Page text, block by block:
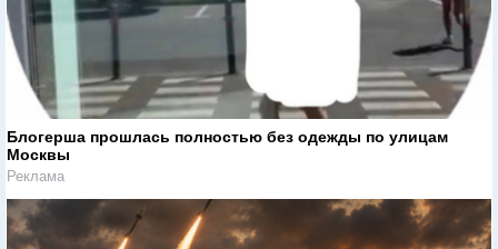
Блогерша прошлась полностью без одежды по улицам
Москвы
Реклама